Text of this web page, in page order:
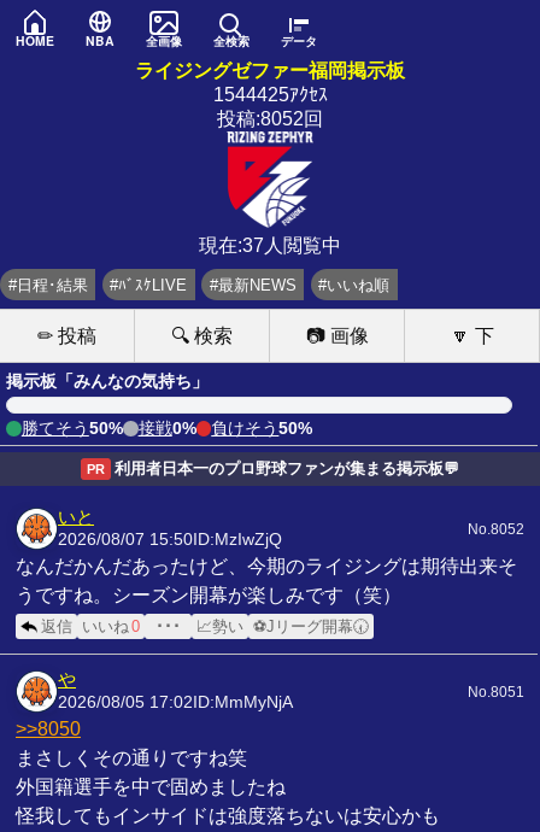
HOME NBA 全画像 全検索 データ
ライジングゼファー福岡掲示板
1544425ｱｸｾｽ
投稿:8052回
現在:37人閲覧中
#日程･結果 #ﾊﾞｽｹLIVE #最新NEWS #いいね順
✏ 投稿 🔍 検索 📷 画像 🔽 下
掲示板「みんなの気持ち」
勝てそう50% 接戦0% 負けそう50%
PR 利用者日本一のプロ野球ファンが集まる掲示板💬
いと
2026/08/07 15:50 ID:MzIwZjQ
No.8052
なんだかんだあったけど、今期のライジングは期待出来そ
うですね。シーズン開幕が楽しみです（笑）
返信 いいね0 ･･･ 📈勢い ⚽Jリーグ開幕🕢
や
2026/08/05 17:02 ID:MmMyNjA
No.8051
>>8050
まさしくその通りですね笑
外国籍選手を中で固めましたね
怪我してもインサイドは強度落ちないは安心かも